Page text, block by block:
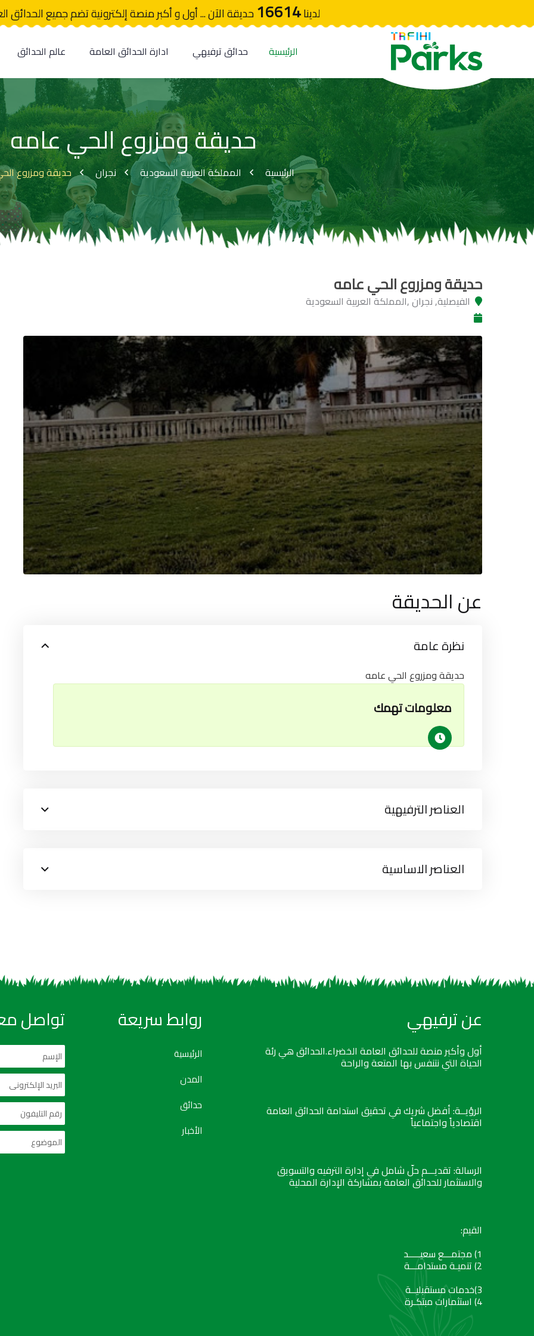
لدينا16614حديقة الآن ... أول و أكبر منصة إلكترونية تضم جميع الحدائق
الرئيسية حدائق ترفيهي ادارة الحدائق العامة عالم الحدائق
حديقة ومزروع الحي عامه
الرئيسية المملكة العربية السعودية نجران حديقة ومزروع
حديقة ومزروع الحي عامه
الفيصلية, نجران ,المملكة العربية السعودية
عن الحديقة
نظرة عامة
حديقة ومزروع الحي عامه
معلومات تهمك
العناصر الترفيهية
العناصر الاساسية
عن ترفيهي
أول وأكبر منصة للحدائق العامة الخضراء.الحدائق هي رئة
الحياة التي نتنفس بها المتعة والراحة
الرؤيــة: أفضل شريك في تحقيق استدامة الحدائق العامة
اقتصادياً واجتماعياً
الرسالة: تقديـــم حلّ شامل في إدارة الترفيه والتسويق
والاستثمار للحدائق العامة بمشاركة الإدارة المحلية
القيم:
1) مجتمـــع سعيـــــد
2) تنميـة مستدامـــة
3)خدمات مستقبليــة
4) استثمارات مبتكـرة
روابط سريعة
الرئيسية
المدن
حدائق
الأخبار
تواصل